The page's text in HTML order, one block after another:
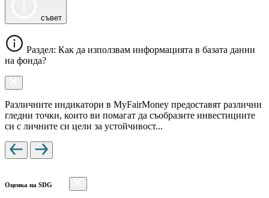
съвет
Раздел: Как да използвам информацията в базата данни
на фонда?
Различните индикатори в MyFairMoney предоставят различни
гледни точки, които ви помагат да съобразите инвестициите
си с личните си цели за устойчивост...
Оценка на SDG